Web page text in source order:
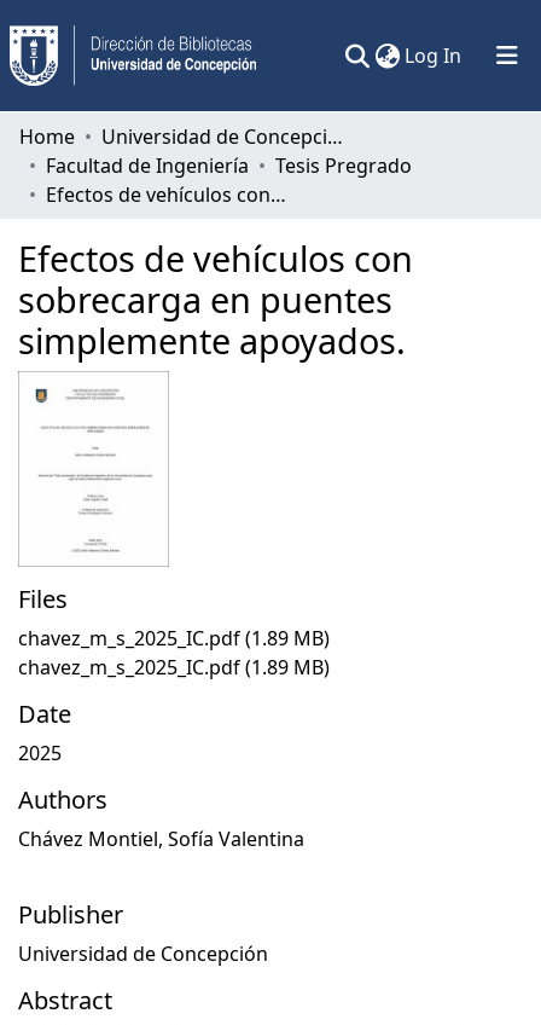
Log In (current)
Communities & Collections
All of DSpace
Home
Universidad de Concepción
Facultad de Ingeniería
Tesis Pregrado
Efectos de vehículos con sobrecarga en puentes simplemente apoyados.
Efectos de vehículos con
sobrecarga en puentes
simplemente apoyados.
Files
chavez_m_s_2025_IC.pdf(1.89 MB)
chavez_m_s_2025_IC.pdf(1.89 MB)
Date
2025
Authors
Chávez Montiel, Sofía Valentina
Publisher
Universidad de Concepción
Abstract